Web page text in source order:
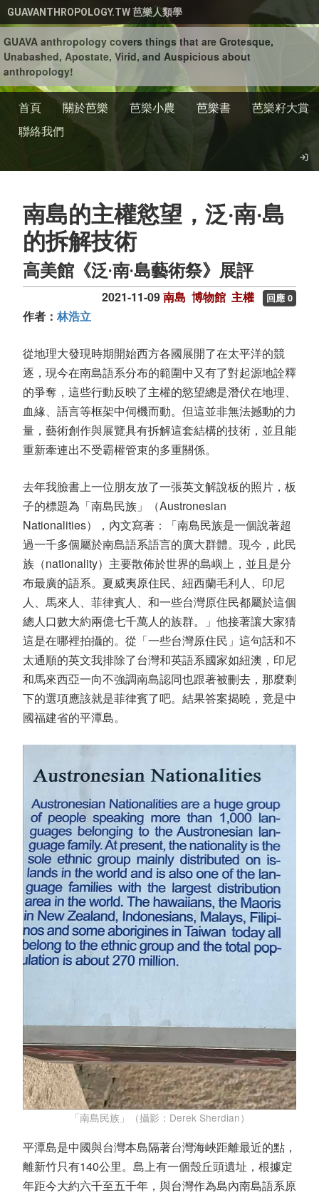
移至主內容
GUAVANTHROPOLOGY.TW 芭樂人類學
GUAVA anthropology covers things that are Grotesque,
Unabashed, Apostate, Virid, and Auspicious about
anthropology!
首頁 關於芭樂 芭樂小農 芭樂書
芭樂籽大賞
聯絡我們
南島的主權慾望，泛‧南‧島
的拆解技術
高美館《泛‧南‧島藝術祭》展評
2021-11-09南島 博物館 主權 回應 0
作者： 林浩立
從地理大發現時期開始西方各國展開了在太平洋的競
逐，現今在南島語系分布的範圍中又有了對起源地詮釋
的爭奪，這些行動反映了主權的慾望總是潛伏在地理、
血緣、語言等框架中伺機而動。但這並非無法撼動的力
量，藝術創作與展覽具有拆解這套結構的技術，並且能
重新牽連出不受霸權管束的多重關係。
去年我臉書上一位朋友放了一張英文解說板的照片，板
子的標題為「南島民族」（Austronesian
Nationalities），內文寫著：「南島民族是一個說著超
過一千多個屬於南島語系語言的廣大群體。現今，此民
族（nationality）主要散佈於世界的島嶼上，並且是分
布最廣的語系。夏威夷原住民、紐西蘭毛利人、印尼
人、馬來人、菲律賓人、和一些台灣原住民都屬於這個
總人口數大約兩億七千萬人的族群。」他接著讓大家猜
這是在哪裡拍攝的。從「一些台灣原住民」這句話和不
太通順的英文我排除了台灣和英語系國家如紐澳，印尼
和馬來西亞一向不強調南島認同也跟著被刪去，那麼剩
下的選項應該就是菲律賓了吧。結果答案揭曉，竟是中
國福建省的平潭島。
「南島民族」（攝影：Derek Sherdian）
平潭島是中國與台灣本島隔著台灣海峽距離最近的點，
離新竹只有140公里。島上有一個殼丘頭遺址，根據定
年距今大約六千至五千年，與台灣作為島內南島語系原